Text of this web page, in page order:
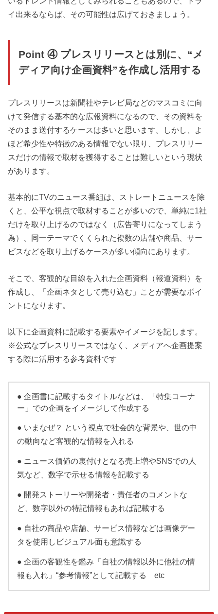
イ出来るならば、その可能性は広げておきましょう。
Point ④ プレスリリースとは別に、“メ
ディア向け企画資料”を作成し活用する
プレスリリースは新聞社やテレビ局などのマスコミに向
けて発信する基本的な広報資料になるので、その資料を
そのまま送付するケースは多いと思います。しかし、よ
ほど希少性や特徴のある情報でない限り、プレスリリー
スだけの情報で取材を獲得することは難しいという現状
があります。
基本的にTVのニュース番組は、ストレートニュースを除
くと、公平な視点で取材することが多いので、単純に1社
だけを取り上げるのではなく（広告寄りになってしまう
為）、同一テーマでくくられた複数の店舗や商品、サー
ビスなどを取り上げるケースが多い傾向にあります。
そこで、客観的な目線を入れた企画資料（報道資料）を
作成し、「企画ネタとして売り込む」ことが需要なポイ
ントになります。
以下に企画資料に記載する要素やイメージを記します。
※公式なプレスリリースではなく、メディアへ企画提案
する際に活用する参考資料です
● 企画書に記載するタイトルなどは、「特集コーナ
ー」での企画をイメージして作成する
● いまなぜ？ という視点で社会的な背景や、世の中
の動向など客観的な情報を入れる
● ニュース価値の裏付けとなる売上増やSNSでの人
気など、数字で示せる情報を記載する
● 開発ストーリーや開発者・責任者のコメントな
ど、数字以外の特記情報もあれば記載する
● 自社の商品や店舗、サービス情報などは画像デー
タを使用しビジュアル面も意識する
● 企画の客観性を鑑み「自社の情報以外に他社の情
報も入れ」“参考情報”として記載する etc